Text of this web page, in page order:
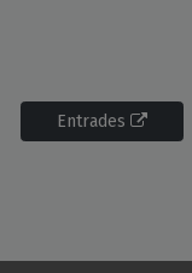
Entrades